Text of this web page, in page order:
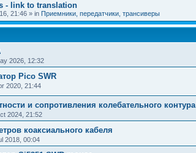
- link to translation
21:46 » in Приемники, передатчики, трансиверы
2026, 12:32
Pico SWR
2020, 21:44
и сопротивления колебательного контура
2024, 21:52
коаксиального кабеля
2018, 00:04